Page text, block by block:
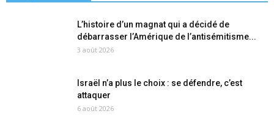
L’histoire d’un magnat qui a décidé de
débarrasser l’Amérique de l’antisémitisme...
3 août 2026
Israël n’a plus le choix : se défendre, c’est
attaquer
6 août 2026